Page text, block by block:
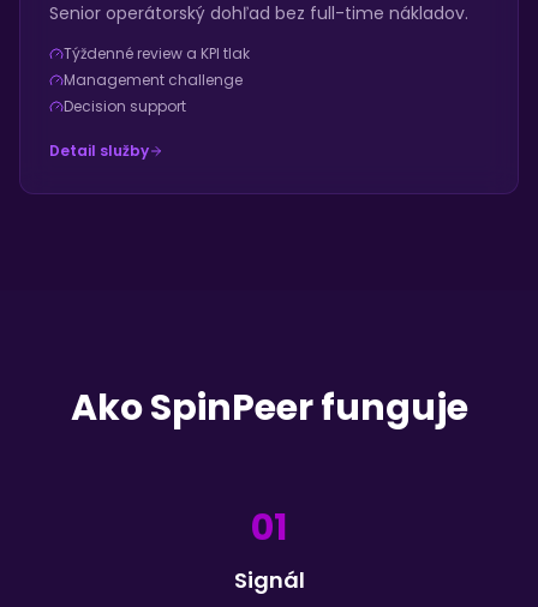
Senior operátorský dohľad bez full-time nákladov.
Týždenné review a KPI tlak
Management challenge
Decision support
Detail služby
Ako SpinPeer funguje
01
Signál